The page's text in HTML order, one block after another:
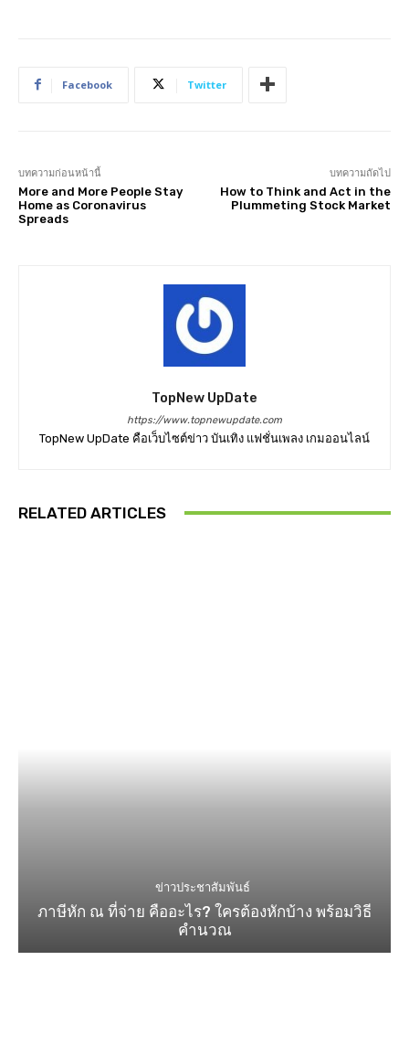
Facebook Twitter
บทความก่อนหน้านี้
More and More People Stay
Home as Coronavirus
Spreads
บทความถัดไป
How to Think and Act in the
Plummeting Stock Market
TopNew UpDate
https://www.topnewupdate.com
TopNew UpDate คือเว็บไซต์ข่าว บันเทิง แฟชั่นเพลง เกมออนไลน์
RELATED ARTICLES
ข่าวประชาสัมพันธ์
ภาษีหัก ณ ที่จ่าย คืออะไร? ใครต้องหักบ้าง พร้อมวิธี
คำนวณ